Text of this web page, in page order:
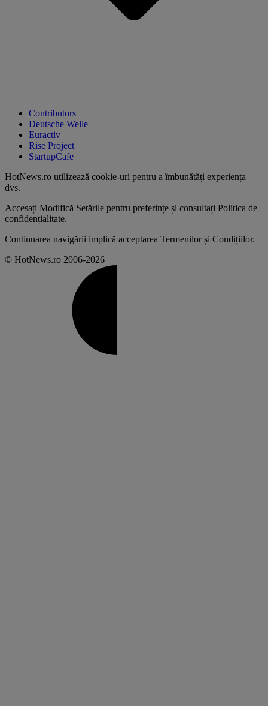
Contributors
Deutsche Welle
Euractiv
Rise Project
StartupCafe
HotNews.ro utilizează cookie-uri pentru a îmbunătăți experiența
dvs.
Accesați Modifică Setările pentru preferințe și consultați Politica de
confidențialitate.
Continuarea navigării implică acceptarea Termenilor și Condițiilor.
© HotNews.ro 2006-2026